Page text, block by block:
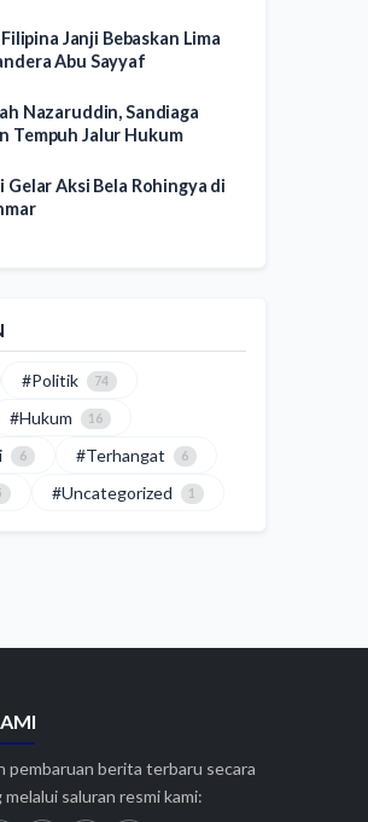
Janji Bebaskan Lima
Abu Sayyaf
Nazaruddin, Sandiaga
Tempuh Jalur Hukum
Gelar Aksi Bela Rohingya di
#Politik 74
#Hukum 16
6 #Terhangat 6
#Uncategorized 1
pembaruan berita terbaru secara
saluran resmi kami: